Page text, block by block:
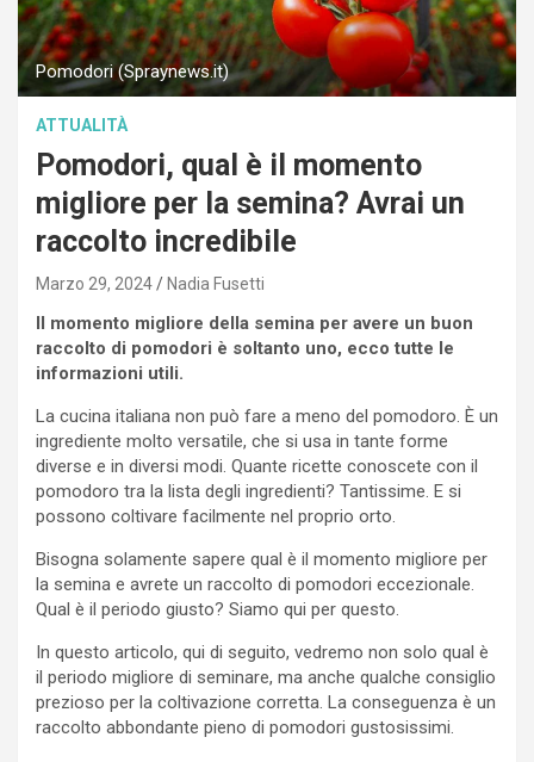
Pomodori (Spraynews.it)
ATTUALITÀ
Pomodori, qual è il momento
migliore per la semina? Avrai un
raccolto incredibile
Marzo 29, 2024 Nadia Fusetti
Il momento migliore della semina per avere un buon
raccolto di pomodori è soltanto uno, ecco tutte le
informazioni utili.
La cucina italiana non può fare a meno del pomodoro. È un
ingrediente molto versatile, che si usa in tante forme
diverse e in diversi modi. Quante ricette conoscete con il
pomodoro tra la lista degli ingredienti? Tantissime. E si
possono coltivare facilmente nel proprio orto.
Bisogna solamente sapere qual è il momento migliore per
la semina e avrete un raccolto di pomodori eccezionale.
Qual è il periodo giusto? Siamo qui per questo.
In questo articolo, qui di seguito, vedremo non solo qual è
il periodo migliore di seminare, ma anche qualche consiglio
prezioso per la coltivazione corretta. La conseguenza è un
raccolto abbondante pieno di pomodori gustosissimi.